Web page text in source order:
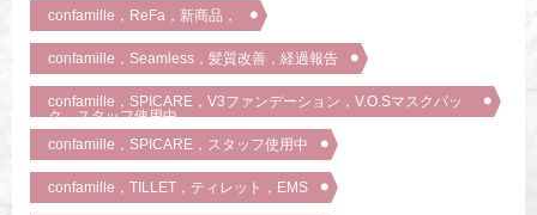
confamille，ReFa，新商品，
confamille，Seamless，髪質改善，経過報告
confamille，SPICARE，V3ファンデーション，V.O.Sマスクパッ
ク，スタッフ使用中
confamille，SPICARE，スタッフ使用中
confamille，TILLET，ティレット，EMS